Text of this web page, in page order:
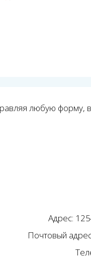
любую форму,
Адрес:
Почтовый